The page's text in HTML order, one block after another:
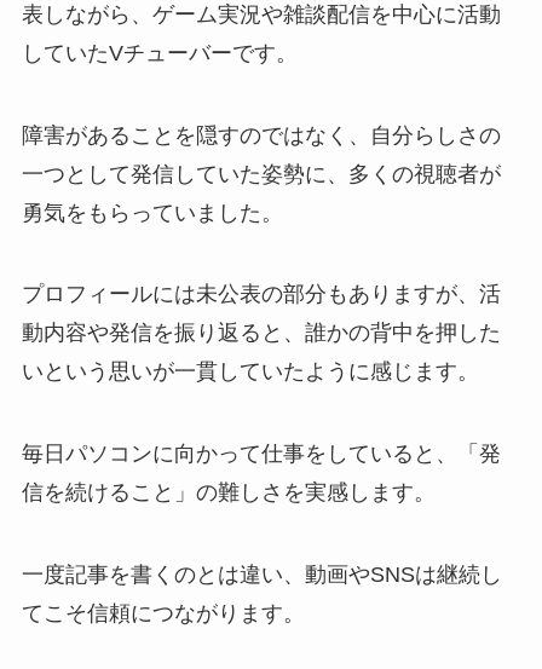
表しながら、ゲーム実況や雑談配信を中心に活動
していたVチューバーです。
障害があることを隠すのではなく、自分らしさの
一つとして発信していた姿勢に、多くの視聴者が
勇気をもらっていました。
プロフィールには未公表の部分もありますが、活
動内容や発信を振り返ると、誰かの背中を押した
いという思いが一貫していたように感じます。
毎日パソコンに向かって仕事をしていると、「発
信を続けること」の難しさを実感します。
一度記事を書くのとは違い、動画やSNSは継続し
てこそ信頼につながります。